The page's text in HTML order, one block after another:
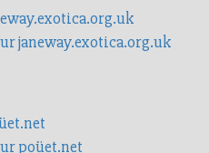
janeway.exotica.org.uk
poüet.net